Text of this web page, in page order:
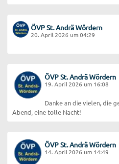
ÖVP St. Andrä Wördern
20. April 2026 um 04:29
ÖVP St. Andrä Wördern
19. April 2026 um 16:08
Danke an die vielen, die
Abend, eine tolle Nacht!
ÖVP St. Andrä Wördern
14. April 2026 um 14:49